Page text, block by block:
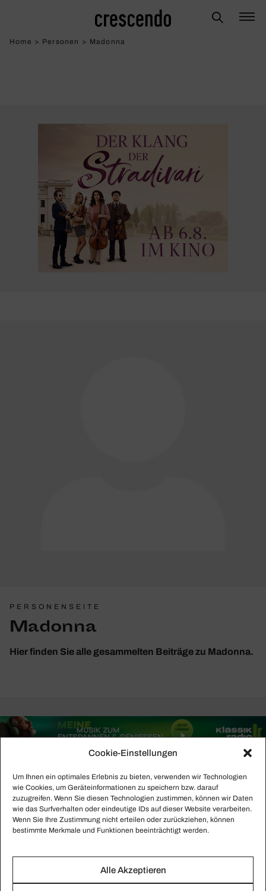
Cookie-Einstellungen
Um Ihnen ein optimales Erlebnis zu bieten, verwenden wir Technologien
wie Cookies, um Geräteinformationen zu speichern bzw. darauf
zuzugreifen. Wenn Sie diesen Technologien zustimmen, können wir Daten
wie das Surfverhalten oder eindeutige IDs auf dieser Website verarbeiten.
Wenn Sie Ihre Zustimmung nicht erteilen oder zurückziehen, können
bestimmte Merkmale und Funktionen beeinträchtigt werden.
Alle Akzeptieren
Home > Personen > Madonna
PERSONENSEITE
Madonna
Hier finden Sie alle gesammelten Beiträge zu Madonna.